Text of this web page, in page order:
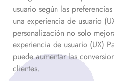
usuario según las
una experiencia de usuario
personalización no solo
experiencia de usuario (UX)
puede aumentar las
clientes.